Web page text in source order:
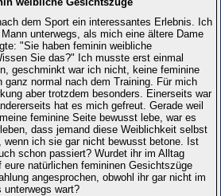
dem Sport ein interessantes Erlebnis. Ich
unterwegs, als mich eine ältere Dame
"Sie haben feminin weibliche
Sie das?" Ich musste erst einmal
geschminkt war ich nicht, keine feminine
ganz normal nach dem Training. Für mich
aber trotzdem besonders. Einerseits war
hat es mich gefreut. Gerade weil
feminine Seite bewusst lebe, war es
dass jemand diese Weiblichkeit selbst
wenn ich sie gar nicht bewusst betone. Ist
schon passiert? Wurdet ihr im Alltag
eure natürlichen femininen Gesichtszüge
angesprochen, obwohl ihr gar nicht im
unterwegs wart?